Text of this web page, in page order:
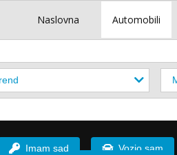
Naslovna Automobili
Imam sad Vozio sam